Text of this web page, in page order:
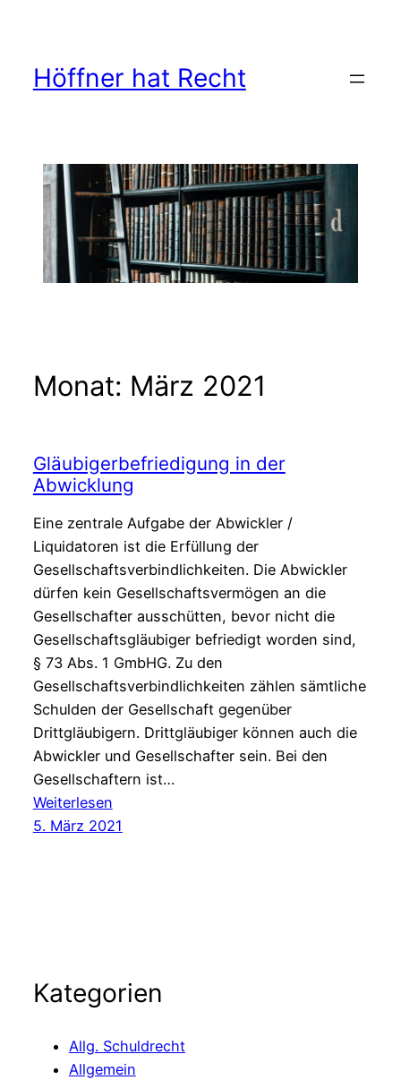
springen
Höffner hat Recht
Monat: März 2021
Gläubigerbefriedigung in der
Abwicklung
Eine zentrale Aufgabe der Abwickler /
Liquidatoren ist die Erfüllung der
Gesellschaftsverbindlichkeiten. Die Abwickler
dürfen kein Gesellschaftsvermögen an die
Gesellschafter ausschütten, bevor nicht die
Gesellschaftsgläubiger befriedigt worden sind,
§ 73 Abs. 1 GmbHG. Zu den
Gesellschaftsverbindlichkeiten zählen sämtliche
Schulden der Gesellschaft gegenüber
Drittgläubigern. Drittgläubiger können auch die
Abwickler und Gesellschafter sein. Bei den
Gesellschaftern ist…
Weiterlesen:
Gläubigerbefriedigung
5. März 2021
Kategorien
Allg. Schuldrecht
Allgemein